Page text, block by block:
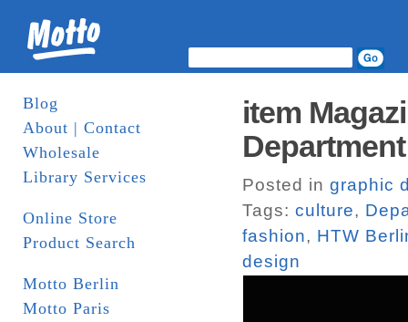
Blog
About | Contact
Wholesale
Library Services
Online Store
Product Search
Motto Berlin
Motto Paris
item
Posted in graphic
Tags: culture,
fashion, HTW
design